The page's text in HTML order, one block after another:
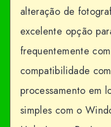
alteração de
excelente opção
frequentemente
compatibilidade
processamento em
simples com o